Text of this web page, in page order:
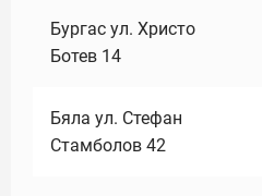
Бургас ул. Христо
Ботев 14
Бяла ул. Стефан
Стамболов 42